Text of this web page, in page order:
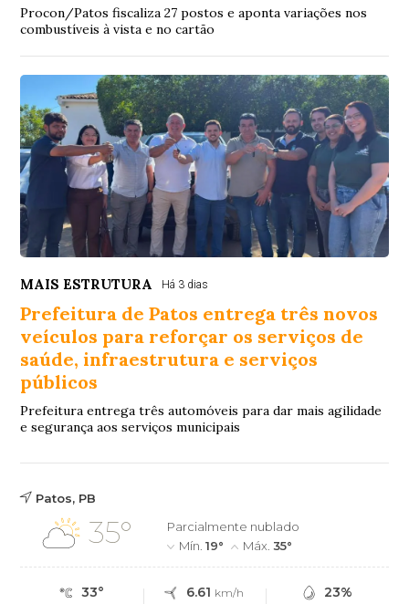
Procon/Patos fiscaliza 27 postos e aponta variações nos
combustíveis à vista e no cartão
MAIS ESTRUTURA Há 3 dias
Prefeitura de Patos entrega três novos
veículos para reforçar os serviços de
saúde, infraestrutura e serviços
públicos
Prefeitura entrega três automóveis para dar mais agilidade
e segurança aos serviços municipais
Patos, PB
35°
Parcialmente nublado
Mín.19° Máx.35°
33° 6.61 km/h 23%